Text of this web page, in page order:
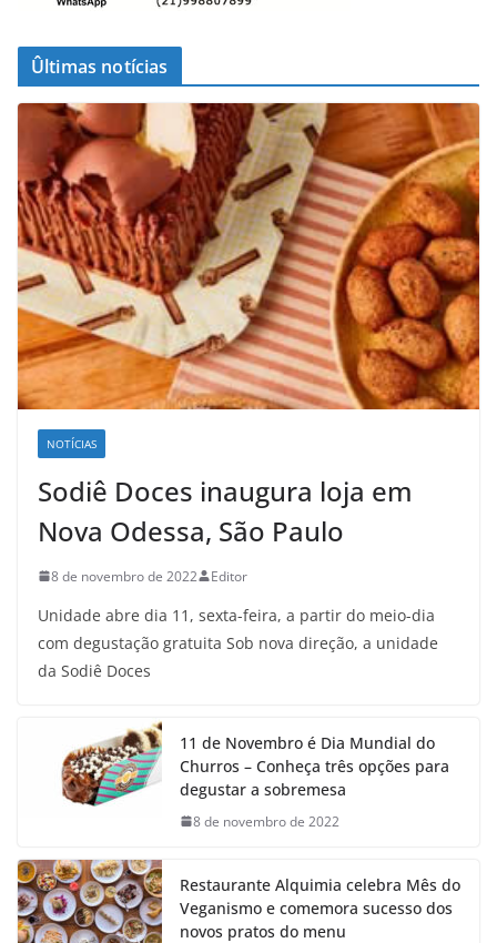
Ûltimas notícias
NOTÍCIAS
Sodiê Doces inaugura loja em
Nova Odessa, São Paulo
8 de novembro de 2022 Editor
Unidade abre dia 11, sexta-feira, a partir do meio-dia
com degustação gratuita Sob nova direção, a unidade
da Sodiê Doces
11 de Novembro é Dia Mundial do
Churros – Conheça três opções para
degustar a sobremesa
8 de novembro de 2022
Restaurante Alquimia celebra Mês do
Veganismo e comemora sucesso dos
novos pratos do menu